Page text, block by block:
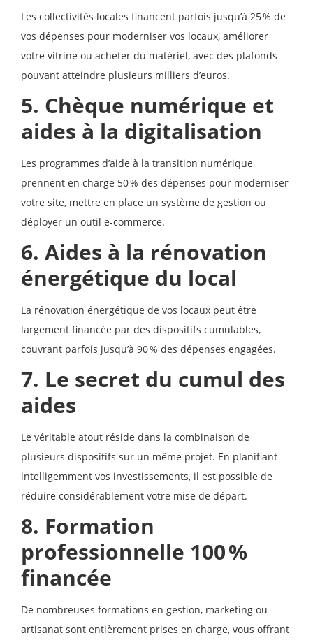
Les collectivités locales financent parfois jusqu’à 25 % de
vos dépenses pour moderniser vos locaux, améliorer
votre vitrine ou acheter du matériel, avec des plafonds
pouvant atteindre plusieurs milliers d’euros.
5. Chèque numérique et
aides à la digitalisation
Les programmes d’aide à la transition numérique
prennent en charge 50 % des dépenses pour moderniser
votre site, mettre en place un système de gestion ou
déployer un outil e-commerce.
6. Aides à la rénovation
énergétique du local
La rénovation énergétique de vos locaux peut être
largement financée par des dispositifs cumulables,
couvrant parfois jusqu’à 90 % des dépenses engagées.
7. Le secret du cumul des
aides
Le véritable atout réside dans la combinaison de
plusieurs dispositifs sur un même projet. En planifiant
intelligemment vos investissements, il est possible de
réduire considérablement votre mise de départ.
8. Formation
professionnelle 100 %
financée
De nombreuses formations en gestion, marketing ou
artisanat sont entièrement prises en charge, vous offrant